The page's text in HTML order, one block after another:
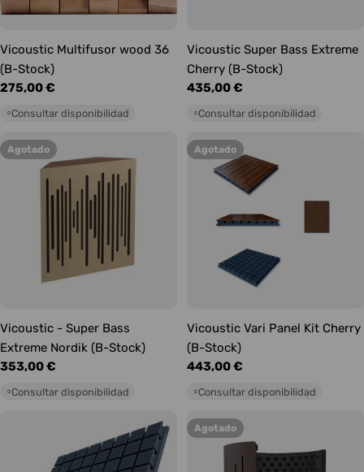
Vicoustic Multifusor wood 36
(B-Stock)
Precio
275,00 €
○Consultar disponibilidad
Vicoustic Super Bass Extreme
Cherry (B-Stock)
Precio
435,00 €
○Consultar disponibilidad
Agotado
Vicoustic - Super Bass
Extreme Nordik (B-Stock)
Precio
353,00 €
○Consultar disponibilidad
Agotado
Vicoustic Vari Panel Kit Cherry
(B-Stock)
Precio
443,00 €
○Consultar disponibilidad
Agotado